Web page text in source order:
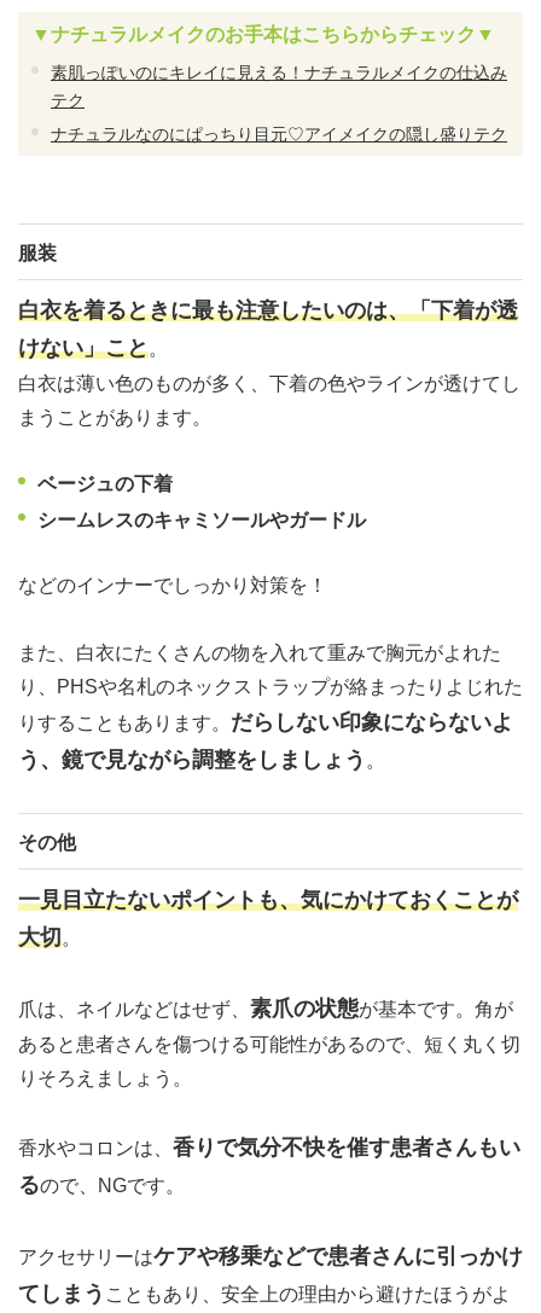
▼ナチュラルメイクのお手本はこちらからチェック▼
素肌っぽいのにキレイに見える！ナチュラルメイクの仕込み
テク
ナチュラルなのにぱっちり目元♡アイメイクの隠し盛りテク
服装
白衣を着るときに最も注意したいのは、「下着が透
けない」こと。
白衣は薄い色のものが多く、下着の色やラインが透けてし
まうことがあります。
ベージュの下着
シームレスのキャミソールやガードル
などのインナーでしっかり対策を！
また、白衣にたくさんの物を入れて重みで胸元がよれた
り、PHSや名札のネックストラップが絡まったりよじれた
りすることもあります。 だらしない印象にならないよ
う、鏡で見ながら調整をしましょう 。
その他
一見目立たないポイントも、気にかけておくことが
大切。
爪は、ネイルなどはせず、 素爪の状態が基本です。角が
あると患者さんを傷つける可能性があるので、短く丸く切
りそろえましょう。
香水やコロンは、 香りで気分不快を催す患者さんもい
るので、NGです。
アクセサリーはケアや移乗などで患者さんに引っかけ
てしまう こともあり、安全上の理由から避けたほうがよ